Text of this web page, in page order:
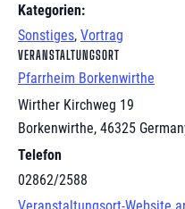
Kategorien:
Sonstiges, Vortrag
VERANSTALTUNGSORT
Pfarrheim Borkenwirthe
Wirther Kirchweg 19
Borkenwirthe, 46325
Telefon
02862/2588
Veranstaltungsort-Website